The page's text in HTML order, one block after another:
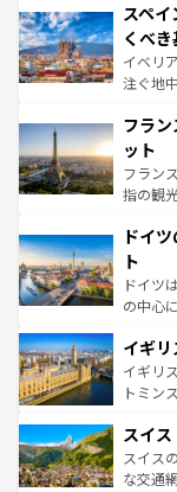
ろん、
景など
ピザや
できる
なお、
しい。
スペ
くべ
イベリ
注ぐ地
文化が
れる闘
る。首
アート
せる。
ンテン
フラ
ット
フラン
指の観
で、幅
聖堂、
から魅
れ、フ
香り高
らに、
も豊か
を参照
ドイ
ト
ドイツ
の中心
顔を持
ルリン
してラ
は、お酒
ドイツ
イギリ
イギリ
トミン
リアご
ティー
戦など
スイス
スイス
な交通